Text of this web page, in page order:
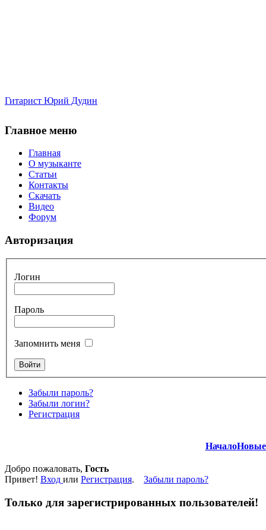
Гитарист Юрий Дудин
Главное меню
Главная
О музыканте
Статьи
Контакты
Скачать
Видео
Форум
Авторизация
Логин
Пароль
Запомнить меня
Забыли пароль?
Забыли логин?
Регистрация
НачалоНовые
Добро пожаловать, Гость
Привет! Вход или Регистрация. Забыли пароль?
Только для зарегистрированных пользователей!